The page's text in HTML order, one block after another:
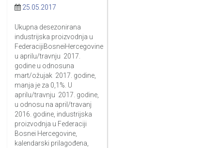
25.05.2017
Ukupna desezonirana
industrijska proizvodnja u
FederacijiBosneiHercegovine
u aprilu/travnju 2017.
godine u odnosuna
mart/ožujak 2017. godine,
manja je za 0,1%. U
aprilu/travnju 2017. godine,
u odnosu na april/travanj
2016. godine, industrijska
proizvodnja u Federaciji
Bosnei Hercegovine,
kalendarski prilagođena,